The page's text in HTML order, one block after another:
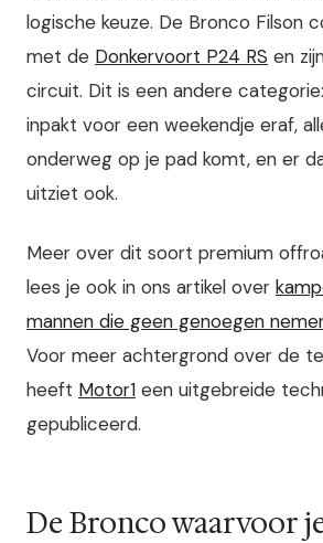
logische keuze. De Bronco Filson
met de Donkervoort P24 RS en
circuit. Dit is een andere
inpakt voor een weekendje eraf,
onderweg op je pad komt, en er
uitziet ook.
Meer over dit soort premium
lees je ook in ons artikel over
mannen die geen genoegen
Voor meer achtergrond over de
heeft Motor1 een uitgebreide
gepubliceerd.
De Bronco waarvoor